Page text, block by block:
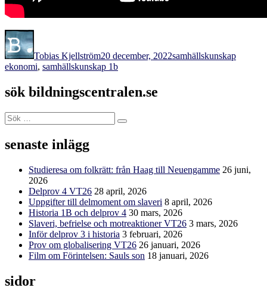
Tobias Kjellström20 december, 2022samhällskunskap
ekonomi, samhällskunskap 1b
sök bildningscentralen.se
Sök
efter:
Sök
senaste inlägg
Studieresa om folkrätt: från Haag till Neuengamme 26 juni,
2026
Delprov 4 VT26 28 april, 2026
Uppgifter till delmoment om slaveri 8 april, 2026
Historia 1B och delprov 4 30 mars, 2026
Slaveri, befrielse och motreaktioner VT26 3 mars, 2026
Inför delprov 3 i historia 3 februari, 2026
Prov om globalisering VT26 26 januari, 2026
Film om Förintelsen: Sauls son 18 januari, 2026
sidor